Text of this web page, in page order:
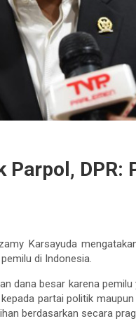
DPR:
Karsayuda
di Indonesia.
dana besar karena
partai politik
berdasarkan secara